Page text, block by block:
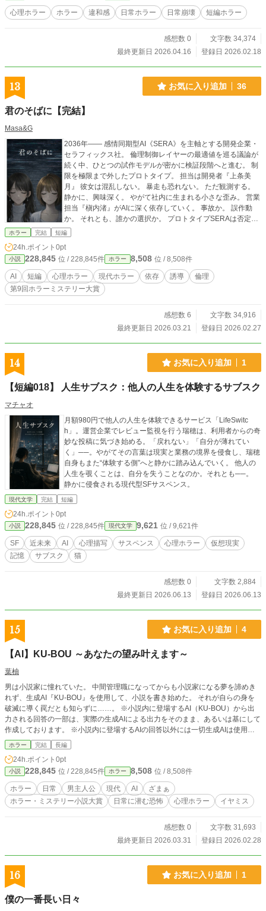
心理ホラー ホラー 違和感 日常ホラー 日常崩壊 短編ホラー
感想数 0
文字数 34,374
最終更新日 2026.04.16
登録日 2026.02.18
13 お気に入り追加 36
君のそばに【完結】
Masa&G
2036年―― 感情同期型AI《SERA》を主軸とする開発企業・
セラフィックス社。 倫理制御レイヤーの最適値を巡る議論が
続く中、ひとつの試作モデルが密かに検証段階へと進む。 制
限を極限まで外したプロトタイプ。 担当は開発者『上条美
月』 彼女は混乱しない。 暴走も恐れない。 ただ観測する。
静かに、興味深く。 やがて社内に生まれる小さな歪み。 営業
担当『槇内渚』がAIに深く依存していく。 事故か。 誤作動
か。 それとも、誰かの選択か。 プロトタイプSERAは否定し
ない。 命令もしない。 ただ、問いかける。 「僕は君の邪魔
誰かが設計しているのか。 観測者は、どこまで責任を負うの
か。 理解と検証を優先した先にある、静かな記録。
ホラー 完結 短編
24h.ポイント 0pt
小説 228,845 位 / 228,845件 ホラー 8,508 位 / 8,508件
AI 短編 心理ホラー 現代ホラー 依存 誘導
倫理
第9回ホラーミステリー大賞
感想数 6
文字数 34,916
最終更新日 2026.03.21
登録日 2026.02.27
14 お気に入り追加 1
【短編018】 人生サブスク：他人の人生を体験するサブスク
マチャオ
月額980円で他人の人生を体験できるサービス「LifeSwitc
h」。運営企業でレビュー監視を行う瑞穂は、利用者からの奇
妙な投稿に気づき始める。「戻れない」「自分が薄れてい
く」──。やがてその言葉は現実と業務の境界を侵食し、瑞穂
自身もまた“体験する側”へと静かに踏み込んでいく。 他人の
人生を覗くことは、自分を失うことなのか。それとも──。
静かに侵食される現代型SFサスペンス。
現代文学 完結 短編
24h.ポイント 0pt
小説 228,845 位 / 228,845件 現代文学 9,621 位 / 9,621件
SF 近未来 AI 心理描写 サスペンス 心理ホラー
仮想現実
記憶
サブスク 猫
感想数 0
文字数 2,884
最終更新日 2026.06.13
登録日 2026.06.13
15 お気に入り追加 4
【AI】KU-BOU ～あなたの望み叶えます～
葉柚
男は小説家に憧れていた。 中間管理職になってからも小説家になる夢を諦めき
れず、生成AI『KU-BOU』を使用して、小説を書き始めた。 それが自らの身を
破滅に導く罠だとも知らずに……。 ※小説内に登場するAI（KU-BOU）から出
力される回答の一部は、実際の生成AIによる出力をそのまま、あるいは基にして
作成しております。 ※小説内に登場するAIの回答以外には一切生成AIは使用し
ておりません。 ※本作は特定の技術やサービスを批判するものではありませ
ん。身近なものが恐怖の対象となる感覚を楽しんでいただければと思い作成した
作品になります。
ホラー 完結 長編
24h.ポイント 0pt
小説 228,845 位 / 228,845件 ホラー 8,508 位 / 8,508件
ホラー 日常 男主人公 現代 AI
ざまぁ
ホラー・ミステリー小説大賞
日常に潜む恐怖 心理ホラー イヤミス
感想数 0
文字数 31,693
最終更新日 2026.03.31
登録日 2026.02.28
16 お気に入り追加 1
僕の一番長い日々